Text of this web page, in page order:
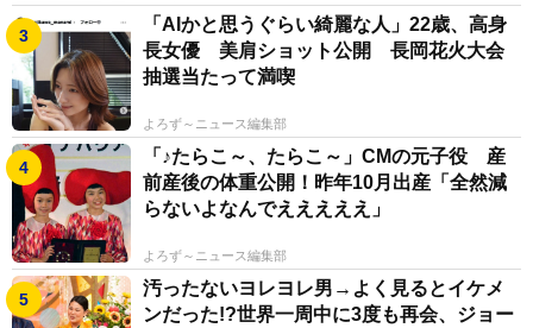
「AIかと思うぐらい綺麗な人」22歳、高身
長女優 美肩ショット公開 長岡花火大会
抽選当たって満喫
よろず～ニュース編集部
「♪たらこ～、たらこ～」CMの元子役 産
前産後の体重公開！昨年10月出産「全然減
らないよなんでえええええ」
よろず～ニュース編集部
汚ったないヨレヨレ男→よく見るとイケメ
ンだった!?世界一周中に3度も再会、ジョー